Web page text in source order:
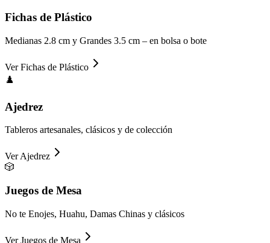
Fichas de Plástico
Medianas 2.8 cm y Grandes 3.5 cm – en bolsa o bote
VerFichas de Plástico
♟️
Ajedrez
Tableros artesanales, clásicos y de colección
VerAjedrez
🎲
Juegos de Mesa
No te Enojes, Huahu, Damas Chinas y clásicos
VerJuegos de Mesa